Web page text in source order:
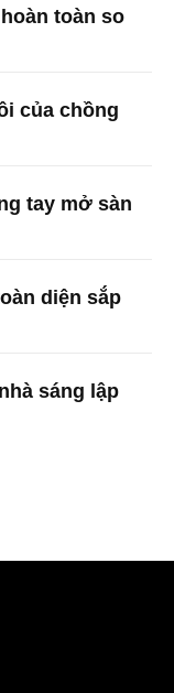
toàn so
của chồng
tay mở sàn
diện sắp
sáng lập